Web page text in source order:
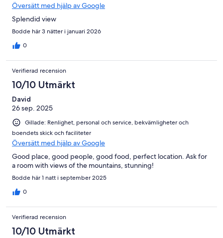
Översätt med hjälp av Google
Splendid view
Bodde här 3 nätter i januari 2026
0
Verifierad recension
10/10 Utmärkt
David
26 sep. 2025
Gillade: Renlighet, personal och service, bekvämligheter och
boendets skick och faciliteter
Översätt med hjälp av Google
Good place, good people, good food, perfect location. Ask for
a room with views of the mountains, stunning!
Bodde här 1 natt i september 2025
0
Verifierad recension
10/10 Utmärkt